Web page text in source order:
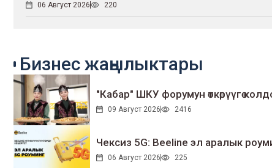
06 Август 2026 220
Бизнес жаңылыктары
"Кабар" ШКУ форумун өткөрүүгө
09 Август 2026 2416
Чексиз 5G: Beeline эл аралык
06 Август 2026 225